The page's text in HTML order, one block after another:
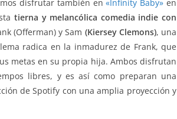
disfrutar también en«Infinity Baby» en
tierna y melancólica comedia indie con
(Offerman) y Sam (Kiersey Clemons), una
radica en la inmadurez de Frank, que
metas en su propia hija. Ambos disfrutan
libres, y es así como preparan una
de Spotify con una amplia proyección y